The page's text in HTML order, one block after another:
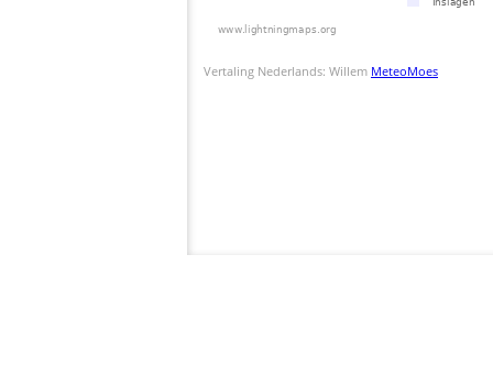
Vertaling Nederlands: Willem MeteoMoes